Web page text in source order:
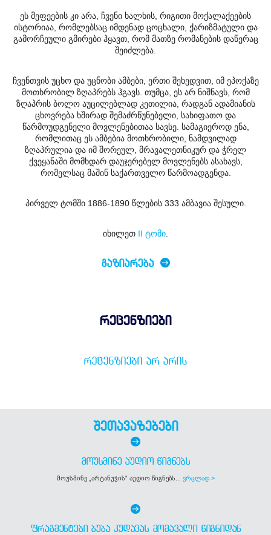
ეს მეფეების კი არა, ჩვენი ხალხის, რიგითი მოქალაქეების
ისტორიაა, რომლებსაც იმდენად ცოცხალი, ქარიზმატული და
გამორჩეული გმირები ჰყავთ, რომ მათზე რომანების დაწერაც
შეიძლება.
ჩვენთვის უცხო და უცნობი ამბები, ერთი შეხედვით, იმ ეპოქაზე
მოთხრობილ ზღაპრებს ჰგავს. თუმცა, ეს არ ნიშნავს, რომ
ზღაპრის ბოლო აუცილებლად კეთილია, რადგან ადამიანის
ცხოვრება ხშირად შემაძრწუნებელი, სახიფათო და
წარმოუდგენელი მოვლენებითაა სავსე. სამაგიეროდ ენა,
რომლითაც ეს ამბებია მოთხრობილი, ნამდვილად
ზღაპრულია და იმ შორეულ, მრავალეთნიკურ და ჭრელ
ქვეყანაში მომხდარ დაუჯერებელ მოვლენებს ასახავს,
რომელსაც მაშინ საქართველო წარმოადგენდა.
პირველ ტომში 1886-1890 წლების 333 ამბავია შესული.
იხილეთ II ტომი.
ᲒᲐᲖᲘᲐᲠᲔᲑᲐ
რეცენზიები
ᲠᲔᲪᲔᲜᲖᲘᲔᲑᲘ ᲐᲠ ᲐᲠᲘᲡ
შეთავაზებები
ᲛᲝᲣᲡᲛᲘᲜᲔ ᲐᲣᲓᲘᲝ ᲬᲘᲒᲜᲔᲑᲡ
მოუსმინე „არტანუჯის“ აუდიო წიგნებს... ვრცლად >
ᲤᲠᲐᲒᲛᲔᲜᲢᲔᲑᲘ ᲑᲣᲑᲐ ᲙᲣᲓᲐᲕᲐᲡ ᲛᲝᲛᲐᲕᲐᲚᲘ ᲬᲘᲒᲜᲘᲓᲐᲜ